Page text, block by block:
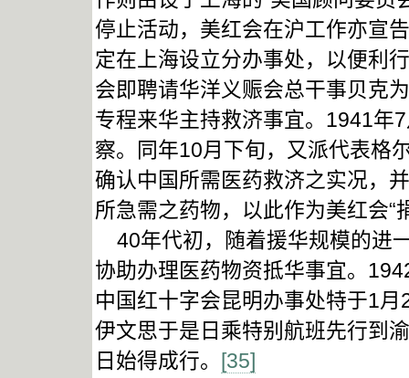
停止活动，美红会在沪工作亦宣
定在上海设立分办事处，以便利
会即聘请华洋义赈会总干事贝克
专程来华主持救济事宜。1941年
察。同年10月下旬，又派代表格
确认中国所需医药救济之实况，
所急需之药物，以此作为美红会“
40年代初，随着援华规模的进
协助办理医药物资抵华事宜。
中国红十字会昆明办事处特于1
伊文思于是日乘特别航班先行到
日始得成行。 [35]